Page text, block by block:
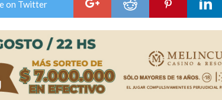
juvenil de malambo de Los Quirquinchos
on Twitter